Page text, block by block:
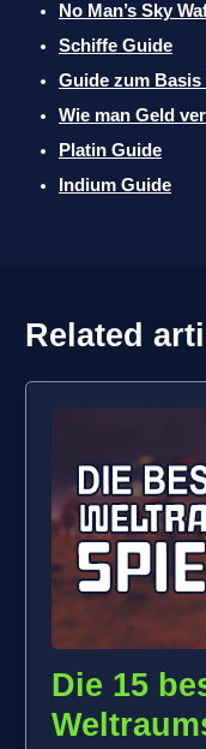
No Man’s Sky
Schiffe Guide
Guide zum Basis
Wie man Geld
Platin Guide
Indium Guide
Related
Die 15